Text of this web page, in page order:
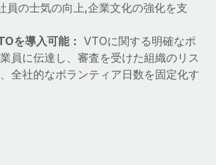
員の士気の向上,企業文化の強化を支
を導入可能： VTOに関する明確なポ
員に伝達し、審査を受けた組織のリス
全社的なボランティア日数を固定化す